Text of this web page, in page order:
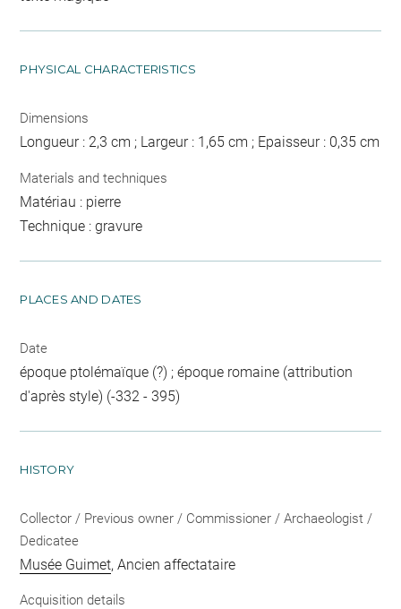
PHYSICAL CHARACTERISTICS
Dimensions
Longueur : 2,3 cm ; Largeur : 1,65 cm ; Epaisseur : 0,35 cm
Materials and techniques
Matériau : pierre
Technique : gravure
PLACES AND DATES
Date
époque ptolémaïque (?) ; époque romaine (attribution
d'après style) (-332 - 395)
HISTORY
Collector / Previous owner / Commissioner / Archaeologist /
Dedicatee
Musée Guimet, Ancien affectataire
Acquisition details